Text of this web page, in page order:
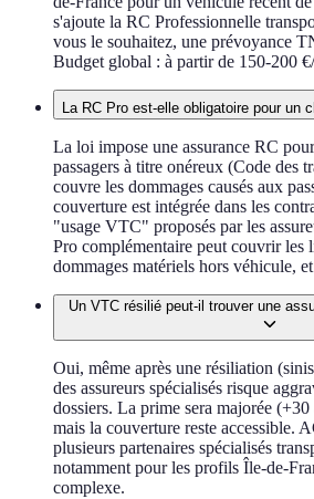
s'ajoute la RC Professionnelle
vous le souhaitez, une prévoyance
Budget global : à partir de 150-200
La RC Pro est-elle obligatoire pour un
La loi impose une assurance RC
passagers à titre onéreux (Code des
couvre les dommages causés aux
couverture est intégrée dans les
"usage VTC" proposés par les
Pro complémentaire peut couvrir les
dommages matériels hors véhicule,
Un VTC résilié peut-il trouver une
Oui, même après une résiliation
des assureurs spécialisés risque
dossiers. La prime sera majorée
mais la couverture reste accessible.
plusieurs partenaires spécialisés
notamment pour les profils Île-de-
complexe.